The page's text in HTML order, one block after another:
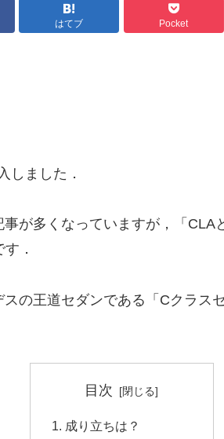
はてブ Pocket
しました．
が多くなっていますが，「CLA
．
の王道セダンである「Cクラス
目次
成り立ちは？